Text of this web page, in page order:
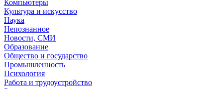
Компьютеры
Культура и искусство
Наука
Непознанное
Новости, СМИ
Образование
Общество и государство
Промышленность
Психология
Работа и трудоустройство